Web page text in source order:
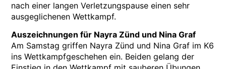
nach einer langen Verletzungspause einen sehr
ausgeglichenen Wettkampf.
Auszeichnungen für Nayra Zünd und Nina Graf
Am Samstag griffen Nayra Zünd und Nina Graf im K6
ins Wettkampfgeschehen ein. Beiden gelang der